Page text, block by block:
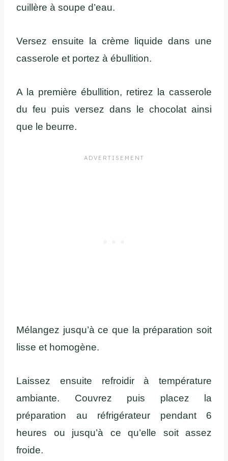
cuillère à soupe d’eau.
Versez ensuite la crème liquide dans une
casserole et portez à ébullition.
A la première ébullition, retirez la casserole
du feu puis versez dans le chocolat ainsi
que le beurre.
Mélangez jusqu’à ce que la préparation soit
lisse et homogène.
Laissez ensuite refroidir à température
ambiante. Couvrez puis placez la
préparation au réfrigérateur pendant 6
heures ou jusqu’à ce qu’elle soit assez
froide.